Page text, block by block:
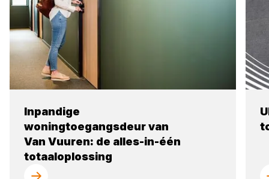
Inpandige
woningtoegangsdeur van
Van Vuuren: de alles-in-één
totaaloplossing